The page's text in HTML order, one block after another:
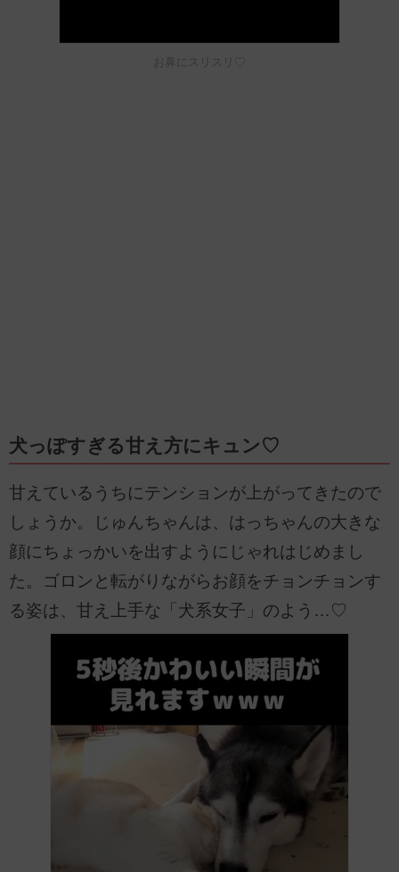
お鼻にスリスリ♡
犬っぽすぎる甘え方にキュン♡
甘えているうちにテンションが上がってきたので
しょうか。じゅんちゃんは、はっちゃんの大きな
顔にちょっかいを出すようにじゃれはじめまし
た。ゴロンと転がりながらお顔をチョンチョンす
る姿は、甘え上手な「犬系女子」のよう…♡